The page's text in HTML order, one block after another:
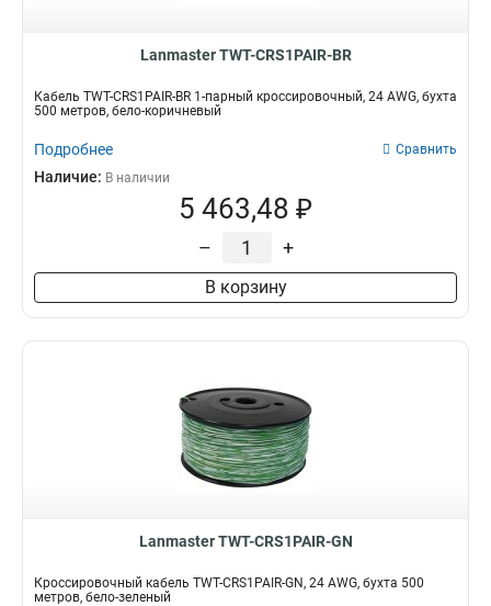
Lanmaster TWT-CRS1PAIR-BR
Кабель TWT-CRS1PAIR-BR 1-парный кроссировочный, 24 AWG, бухта
500 метров, бело-коричневый
Подробнее Сравнить
Наличие: В наличии
5 463,48 ₽
– +
В корзину
Lanmaster TWT-CRS1PAIR-GN
Кроссировочный кабель TWT-CRS1PAIR-GN, 24 AWG, бухта 500
метров, бело-зеленый